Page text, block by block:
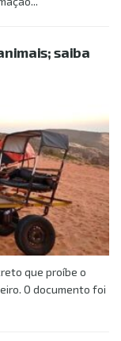
saiba
que proíbe o
O documento foi